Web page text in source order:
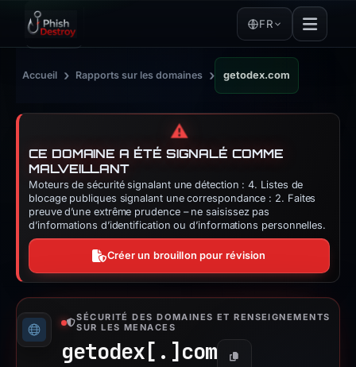
FR
Accueil › Rapports sur les domaines › getodex.com
⚠️
CE DOMAINE A ÉTÉ SIGNALÉ COMME
MALVEILLANT
Moteurs de sécurité signalant une détection : 4. Listes de
blocage publiques signalant une correspondance : 2. Faites
preuve d’une extrême prudence – ne saisissez pas
d’informations d’identification ou d’informations personnelles.
Créer un brouillon pour révision
SÉCURITÉ DES DOMAINES ET RENSEIGNEMENTS
SUR LES MENACES
getodex[.] com Copier